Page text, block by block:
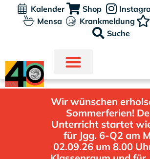
Kalender Shop
Mensa
Krankmeldung
Suche
Wir wünschen
Sommerferien!
Unterricht startet
für Jgg. 6-Q2 am
02.09.26 um 8.00